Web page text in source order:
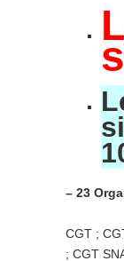
– 23
CGT ;
; CGT